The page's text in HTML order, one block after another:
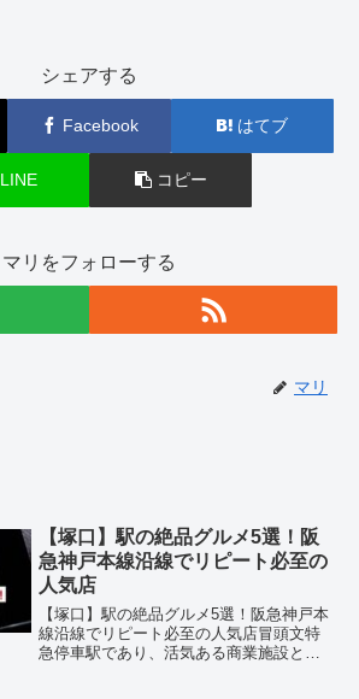
シェアする
Facebook はてブ
LINE コピー
マリをフォローする
マリ
【塚口】駅の絶品グルメ5選！阪
急神戸本線沿線でリピート必至の
人気店
【塚口】駅の絶品グルメ5選！阪急神戸本
線沿線でリピート必至の人気店冒頭文特
急停車駅であり、活気ある商業施設と閑